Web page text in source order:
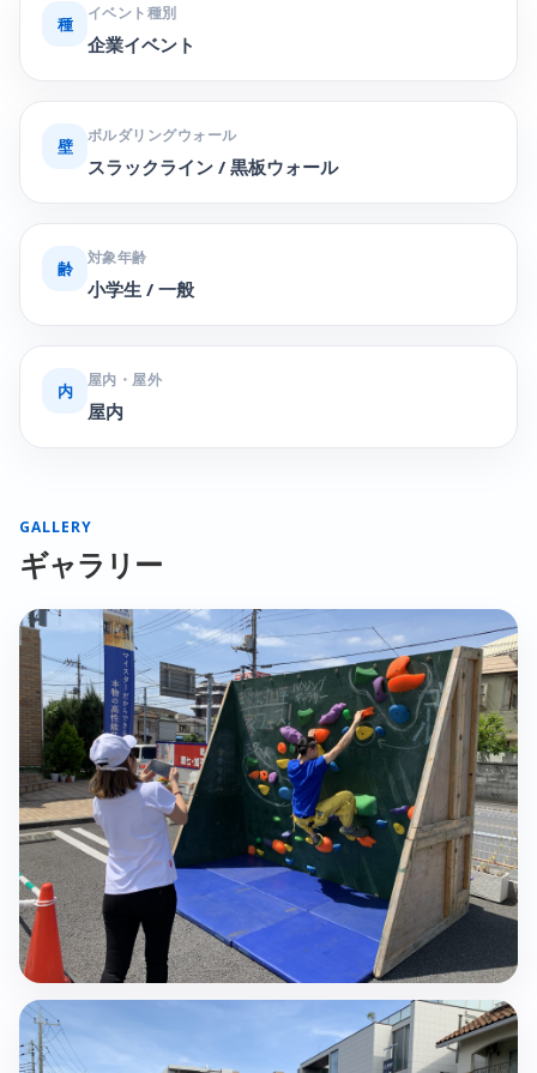
種
イベント種別
企業イベント
壁
ボルダリングウォール
スラックライン / 黒板ウォール
齢
対象年齢
小学生 / 一般
内
屋内・屋外
屋内
GALLERY
ギャラリー